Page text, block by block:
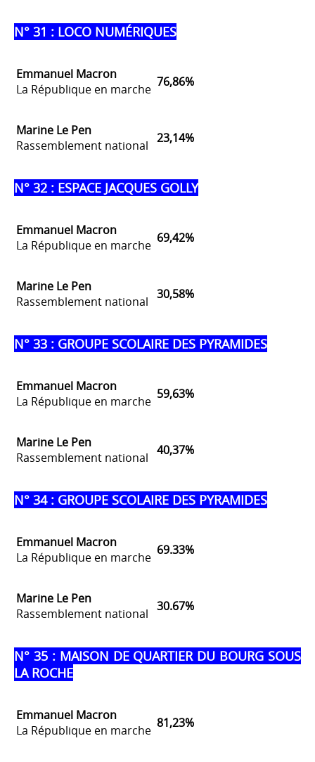
N° 31 : LOCO NUMÉRIQUES
Emmanuel Macron
La République en marche 76,86%
Marine Le Pen
Rassemblement national 23,14%
N° 32 : ESPACE JACQUES GOLLY
Emmanuel Macron
La République en marche 69,42%
Marine Le Pen
Rassemblement national 30,58%
N° 33 : GROUPE SCOLAIRE DES PYRAMIDES
Emmanuel Macron
La République en marche 59,63%
Marine Le Pen
Rassemblement national 40,37%
N° 34 : GROUPE SCOLAIRE DES PYRAMIDES
Emmanuel Macron
La République en marche 69.33%
Marine Le Pen
Rassemblement national 30.67%
N° 35 : MAISON DE QUARTIER DU BOURG SOUS
LA ROCHE
Emmanuel Macron
La République en marche 81,23%